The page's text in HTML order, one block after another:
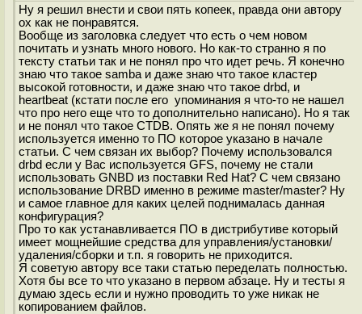
Ну я решил внести и свои пять копеек, правда они автору
ох как не понравятся.
Вообще из заголовка следует что есть о чем новом
почитать и узнать много нового. Но как-то странно я по
тексту статьи так и не понял про что идет речь. Я конечно
знаю что такое samba и даже знаю что такое кластер
высокой готовности, и даже знаю что такое drbd, и
heartbeat (кстати после его упоминания я что-то не нашел
что про него еще что то дополнительно написано). Но я так
и не понял что такое CTDB. Опять же я не понял почему
используется именно то ПО которое указано в начале
статьи. С чем связан их выбор? Почему использовался
drbd если у Вас используется GFS, почему не стали
использовать GNBD из поставки Red Hat? С чем связано
использование DRBD именно в режиме master/master? Ну
и самое главное для каких целей поднималась данная
конфигурация?
Про то как устанавливается ПО в дистрибутиве который
имеет мощнейшие средства для управления/установки/
удаления/сборки и т.п. я говорить не приходится.
Я советую автору все таки статью переделать полностью.
Хотя бы все то что указано в первом абзаце. Ну и тесты я
думаю здесь если и нужно проводить то уже никак не
копированием файлов.